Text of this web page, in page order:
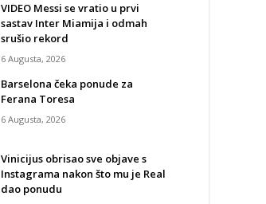
VIDEO Messi se vratio u prvi
sastav Inter Miamija i odmah
srušio rekord
6 Augusta, 2026
Barselona čeka ponude za
Ferana Toresa
6 Augusta, 2026
Vinicijus obrisao sve objave s
Instagrama nakon što mu je Real
dao ponudu